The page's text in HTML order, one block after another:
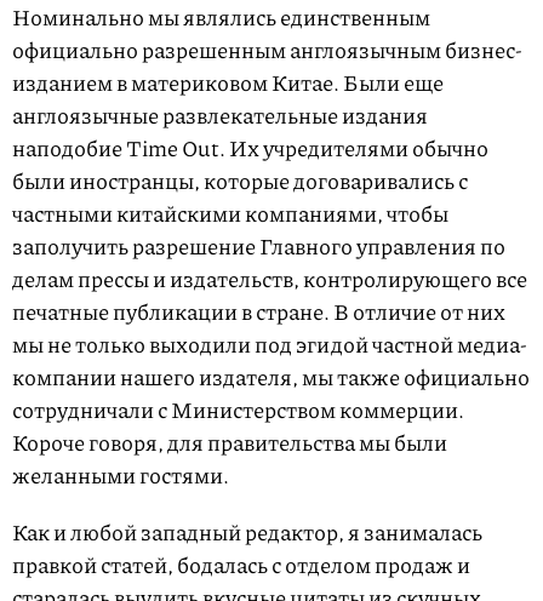
Номинально мы являлись единственным
официально разрешенным англоязычным бизнес-
изданием в материковом Китае. Были еще
англоязычные развлекательные издания
наподобие Time Out. Их учредителями обычно
были иностранцы, которые договаривались с
частными китайскими компаниями, чтобы
заполучить разрешение Главного управления по
делам прессы и издательств, контролирующего все
печатные публикации в стране. В отличие от них
мы не только выходили под эгидой частной медиа-
компании нашего издателя, мы также официально
сотрудничали с Министерством коммерции.
Короче говоря, для правительства мы были
желанными гостями.
Как и любой западный редактор, я занималась
правкой статей, бодалась с отделом продаж и